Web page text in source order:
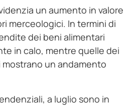
un aumento in valore
merceologici. In termini di
dei beni alimentari
in calo, mentre quelle dei
un andamento
a luglio sono in